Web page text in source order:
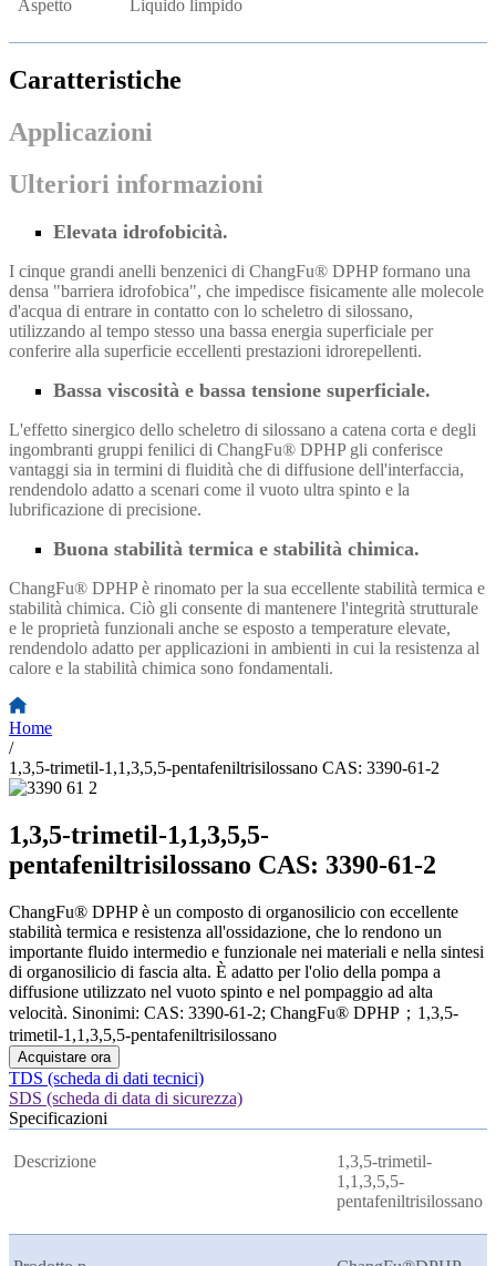
Aspetto Liquido limpido
Caratteristiche
Applicazioni
Ulteriori informazioni
Elevata idrofobicità.
I cinque grandi anelli benzenici di ChangFu® DPHP formano una
densa "barriera idrofobica", che impedisce fisicamente alle molecole
d'acqua di entrare in contatto con lo scheletro di silossano,
utilizzando al tempo stesso una bassa energia superficiale per
conferire alla superficie eccellenti prestazioni idrorepellenti.
Bassa viscosità e bassa tensione superficiale.
L'effetto sinergico dello scheletro di silossano a catena corta e degli
ingombranti gruppi fenilici di ChangFu® DPHP gli conferisce
vantaggi sia in termini di fluidità che di diffusione dell'interfaccia,
rendendolo adatto a scenari come il vuoto ultra spinto e la
lubrificazione di precisione.
Buona stabilità termica e stabilità chimica.
ChangFu® DPHP è rinomato per la sua eccellente stabilità termica e
stabilità chimica. Ciò gli consente di mantenere l'integrità strutturale
e le proprietà funzionali anche se esposto a temperature elevate,
rendendolo adatto per applicazioni in ambienti in cui la resistenza al
calore e la stabilità chimica sono fondamentali.
Home
/
1,3,5-trimetil-1,1,3,5,5-pentafeniltrisilossano CAS: 3390-61-2
1,3,5-trimetil-1,1,3,5,5-
pentafeniltrisilossano CAS: 3390-61-2
ChangFu® DPHP è un composto di organosilicio con eccellente
stabilità termica e resistenza all'ossidazione, che lo rendono un
importante fluido intermedio e funzionale nei materiali e nella sintesi
di organosilicio di fascia alta. È adatto per l'olio della pompa a
diffusione utilizzato nel vuoto spinto e nel pompaggio ad alta
velocità. Sinonimi: CAS: 3390-61-2; ChangFu® DPHP；1,3,5-
trimetil-1,1,3,5,5-pentafeniltrisilossano
Acquistare ora
TDS (scheda di dati tecnici)
SDS (scheda di data di sicurezza)
Specificazioni
Descrizione
1,3,5-trimetil-
1,1,3,5,5-
pentafeniltrisilossano